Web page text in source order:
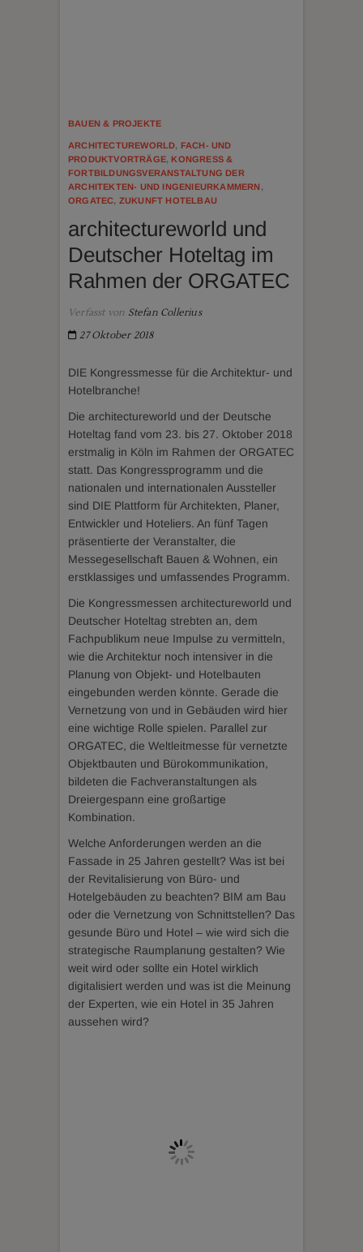
BAUEN & PROJEKTE
ARCHITECTUREWORLD, FACH- UND
PRODUKTVORTRÄGE,KONGRESS &
FORTBILDUNGSVERANSTALTUNG DER
ARCHITEKTEN- UND INGENIEURKAMMERN ,
ORGATEC, ZUKUNFT HOTELBAU
architectureworld und
Deutscher Hoteltag im
Rahmen der ORGATEC
Verfasst von Stefan Collerius
27 Oktober 2018
DIE Kongressmesse für die Architektur- und
Hotelbranche!
Die architectureworld und der Deutsche
Hoteltag fand vom 23. bis 27. Oktober 2018
erstmalig in Köln im Rahmen der ORGATEC
statt. Das Kongressprogramm und die
nationalen und internationalen Aussteller
sind DIE Plattform für Architekten, Planer,
Entwickler und Hoteliers. An fünf Tagen
präsentierte der Veranstalter, die
Messegesellschaft Bauen & Wohnen, ein
erstklassiges und umfassendes Programm.
Die Kongressmessen architectureworld und
Deutscher Hoteltag strebten an, dem
Fachpublikum neue Impulse zu vermitteln,
wie die Architektur noch intensiver in die
Planung von Objekt- und Hotelbauten
eingebunden werden könnte. Gerade die
Vernetzung von und in Gebäuden wird hier
eine wichtige Rolle spielen. Parallel zur
ORGATEC, die Weltleitmesse für vernetzte
Objektbauten und Bürokommunikation,
bildeten die Fachveranstaltungen als
Dreiergespann eine großartige
Kombination.
Welche Anforderungen werden an die
Fassade in 25 Jahren gestellt? Was ist bei
der Revitalisierung von Büro- und
Hotelgebäuden zu beachten? BIM am Bau
oder die Vernetzung von Schnittstellen? Das
gesunde Büro und Hotel – wie wird sich die
strategische Raumplanung gestalten? Wie
weit wird oder sollte ein Hotel wirklich
digitalisiert werden und was ist die Meinung
der Experten, wie ein Hotel in 35 Jahren
aussehen wird?